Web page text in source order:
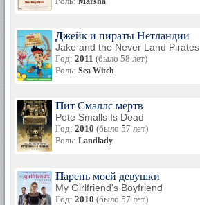
Джейк и пираты Нетландии
Jake and the Never Land Pirates
Год: 2011 (было 58 лет)
Роль: Sea Witch
Пит Смаллс мертв
Pete Smalls Is Dead
Год: 2010 (было 57 лет)
Роль: Landlady
Парень моей девушки
My Girlfriend's Boyfriend
Год: 2010 (было 57 лет)